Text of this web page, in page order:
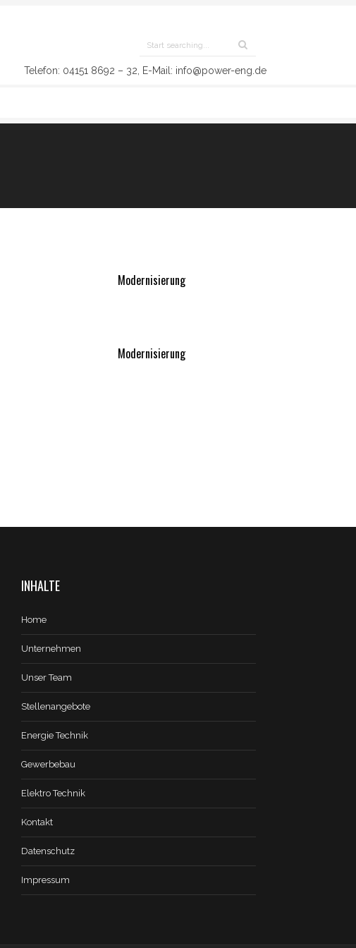
Telefon: 04151 8692 – 32, E-Mail: info@power-eng.de
Modernisierung
Modernisierung
INHALTE
Home
Unternehmen
Unser Team
Stellenangebote
Energie Technik
Gewerbebau
Elektro Technik
Kontakt
Datenschutz
Impressum